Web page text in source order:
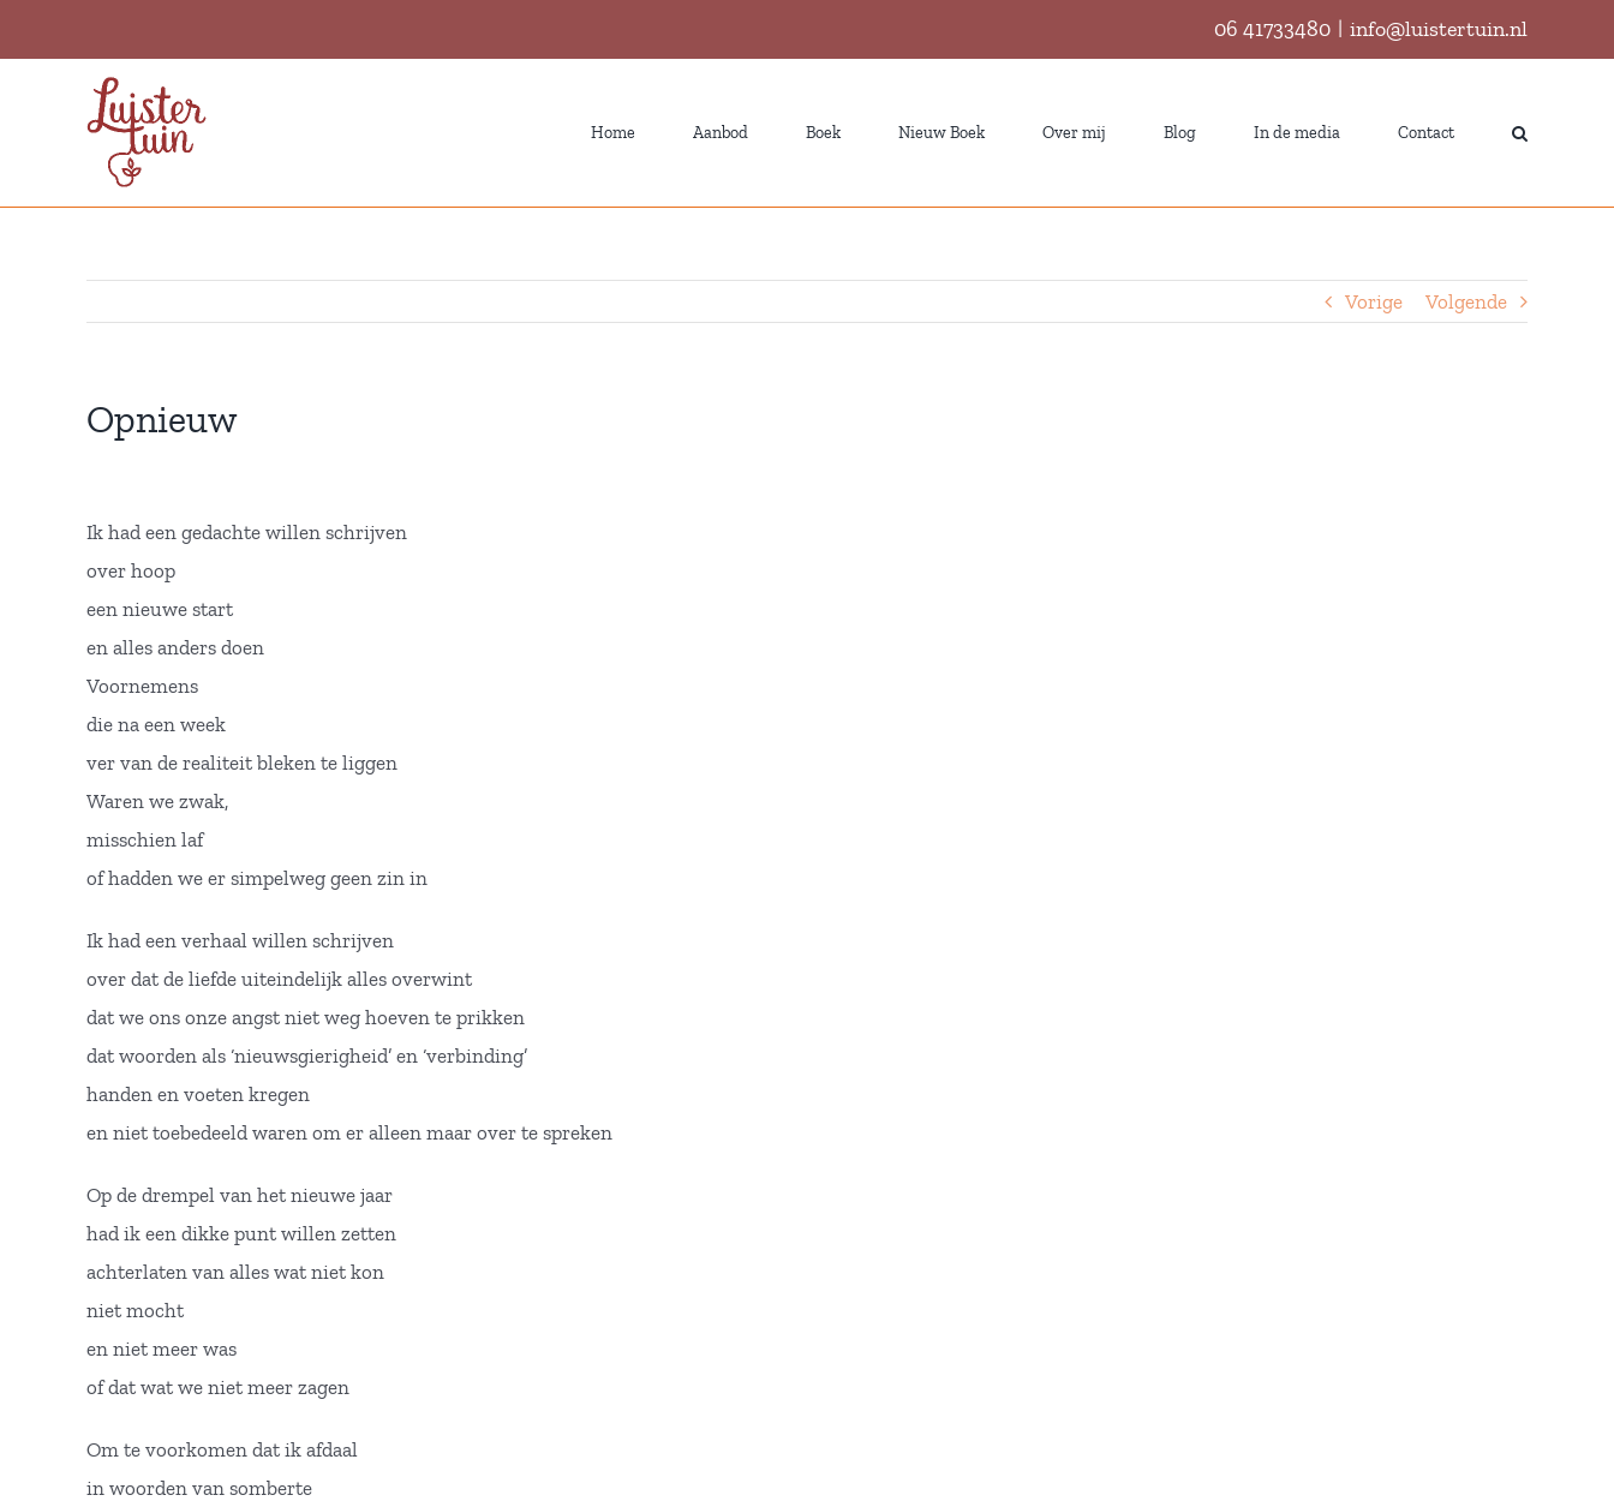
naar
06 41733480 | info@luistertuin.nl
Home Aanbod Boek Nieuw Boek Over mij Blog In de media Contact
Vorige Volgende
Opnieuw
Ik had een gedachte willen schrijven
over hoop
een nieuwe start
en alles anders doen
Voornemens
die na een week
ver van de realiteit bleken te liggen
Waren we zwak,
misschien laf
of hadden we er simpelweg geen zin in
Ik had een verhaal willen schrijven
over dat de liefde uiteindelijk alles overwint
dat we ons onze angst niet weg hoeven te prikken
dat woorden als ‘nieuwsgierigheid’ en ‘verbinding’
handen en voeten kregen
en niet toebedeeld waren om er alleen maar over te spreken
Op de drempel van het nieuwe jaar
had ik een dikke punt willen zetten
achterlaten van alles wat niet kon
niet mocht
en niet meer was
of dat wat we niet meer zagen
Om te voorkomen dat ik afdaal
in woorden van somberte